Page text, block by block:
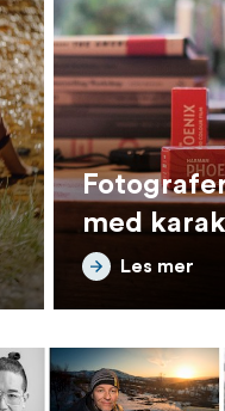
med
Les mer